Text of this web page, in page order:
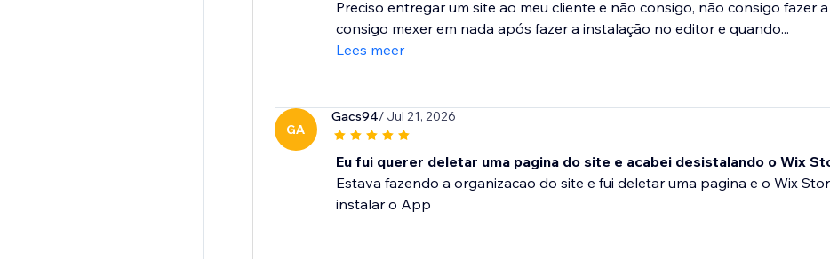
Preciso entregar um site ao meu cliente e não consigo, não consigo fazer
consigo mexer em nada após fazer a instalação no editor e quando...
Lees meer
GA
Gacs94/ Jul 21, 2026
Eu fui querer deletar uma pagina do site e acabei desistalando o Wix
Estava fazendo a organizacao do site e fui deletar uma pagina e o Wix
instalar o App